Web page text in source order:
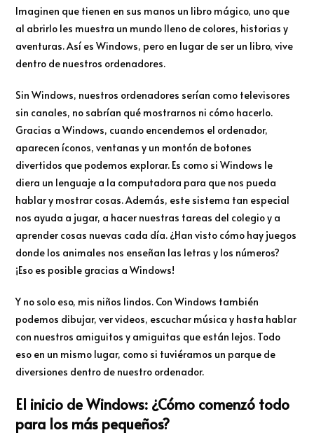
Imaginen que tienen en sus manos un libro mágico, uno que
al abrirlo les muestra un mundo lleno de colores, historias y
aventuras. Así es Windows, pero en lugar de ser un libro, vive
dentro de nuestros ordenadores.
Sin Windows, nuestros ordenadores serían como televisores
sin canales, no sabrían qué mostrarnos ni cómo hacerlo.
Gracias a Windows, cuando encendemos el ordenador,
aparecen íconos, ventanas y un montón de botones
divertidos que podemos explorar. Es como si Windows le
diera un lenguaje a la computadora para que nos pueda
hablar y mostrar cosas. Además, este sistema tan especial
nos ayuda a jugar, a hacer nuestras tareas del colegio y a
aprender cosas nuevas cada día. ¿Han visto cómo hay juegos
donde los animales nos enseñan las letras y los números?
¡Eso es posible gracias a Windows!
Y no solo eso, mis niños lindos. Con Windows también
podemos dibujar, ver videos, escuchar música y hasta hablar
con nuestros amiguitos y amiguitas que están lejos. Todo
eso en un mismo lugar, como si tuviéramos un parque de
diversiones dentro de nuestro ordenador.
El inicio de Windows: ¿Cómo comenzó todo
para los más pequeños?